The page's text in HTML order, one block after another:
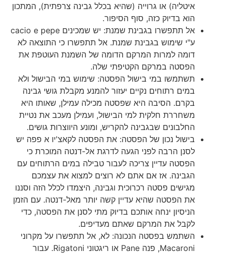
איטליה) או גרוייה (שהיא בכלל גבינה צרפתית), המתכון
הוא בדיוק כזה, סוף הסיפור.
אל תתפשרו בגבינת שמנת: יש שמכינים cacio e pepe
ע"י שימוש בגבינת שמנת. אל תתפשרו כי התוצאה לא
דומה למרות המרקם הדומה של השמנת העוטפת את
הפסטה במרקם הקטיפתי שלה.
תשתמשו במי בישול הפסטה: שימוש במי הבישול ולא
במים רתוחים נקיים יעזור להמנע מקבלת גושי גבינה
בקרם. הסיבה היא שפסטה מכילה עמילן, שאותו היא
משחררת חלקית למי הבישול, ועמילן מעכב את נטיית
החלבונים שבגבינה להקריש, ומונע היווצרות גושים.
בישול נכון של הפסטה: את הפסטה לקאצ'יו א פפה יש
לסנן הרבה לפני הגעה לדרגת אל-דנטה המוכרת כי
הפסטה עדיין צריכה לעבור טבילה במים הרתוחים עם
הגבינה. אז אם אתם לא רוצים למצוא את עצמכם
מגישים פסטה רכרוכית וגבינה, היצמדו לכלל הזה וסננו
את הפסטה שהיא עדיין קשה יותר מאל-דנטה. עם הזמן
הניסיון ינחה אותכם בדיוק מתי לסנן את הפסטה, כדי
לקבל את המרקם שאתם מעדיפים.
השתמש בפסטה הנכונה: לא, אל תתפשרו על מקרוני
Macaroni, פנה Pane או ריגטוני Rigatoni. עבור